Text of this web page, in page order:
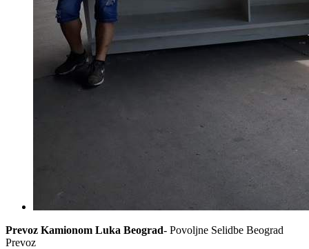
Prevoz Kamionom Luka Beograd- Povoljne Selidbe Beograd
Prevoz